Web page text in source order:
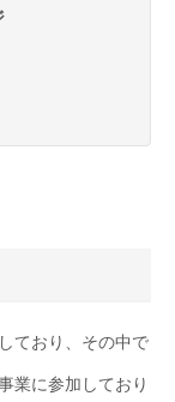
ており、その中で
業に参加しており